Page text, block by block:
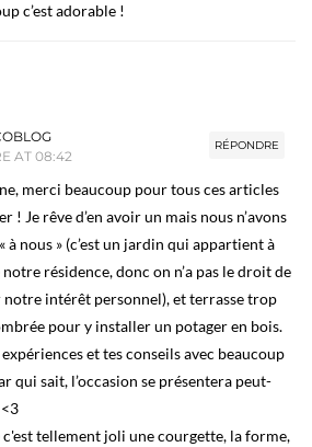
c’est adorable !
RÉPONDRE
AT 08:42
merci beaucoup pour tous ces articles
! Je rêve d’en avoir un mais nous n’avons
à nous » (c’est un jardin qui appartient à
notre résidence, donc on n’a pas le droit de
notre intérêt personnel), et terrasse trop
pour y installer un potager en bois.
et tes conseils avec beaucoup
qui sait, l’occasion se présentera peut-
c'est tellement joli une courgette, la forme,